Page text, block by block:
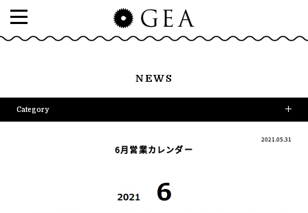
NEWS
Category
2021.05.31
6月営業カレンダー